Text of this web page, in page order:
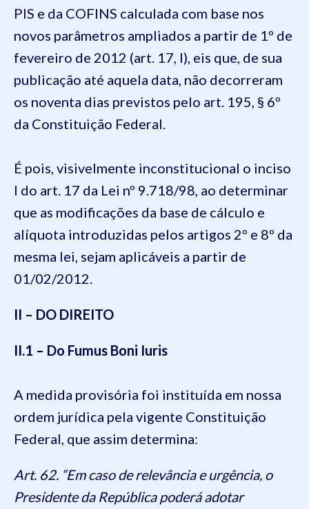
PIS e da COFINS calculada com base nos
novos parâmetros ampliados a partir de 1º de
fevereiro de 2012 (art. 17, I), eis que, de sua
publicação até aquela data, não decorreram
os noventa dias previstos pelo art. 195, § 6º
da Constituição Federal.
É pois, visivelmente inconstitucional o inciso
I do art. 17 da Lei nº 9.718/98, ao determinar
que as modificações da base de cálculo e
alíquota introduzidas pelos artigos 2º e 8º da
mesma lei, sejam aplicáveis a partir de
01/02/2012.
II – DO DIREITO
II.1 – Do Fumus Boni Iuris
A medida provisória foi instituída em nossa
ordem jurídica pela vigente Constituição
Federal, que assim determina:
Art. 62. “Em caso de relevância e urgência, o
Presidente da República poderá adotar